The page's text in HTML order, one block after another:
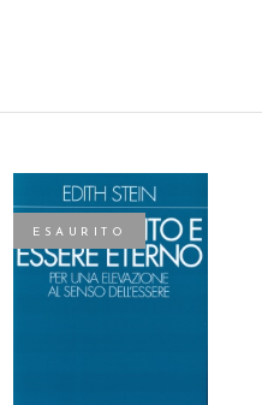
ESAURITO